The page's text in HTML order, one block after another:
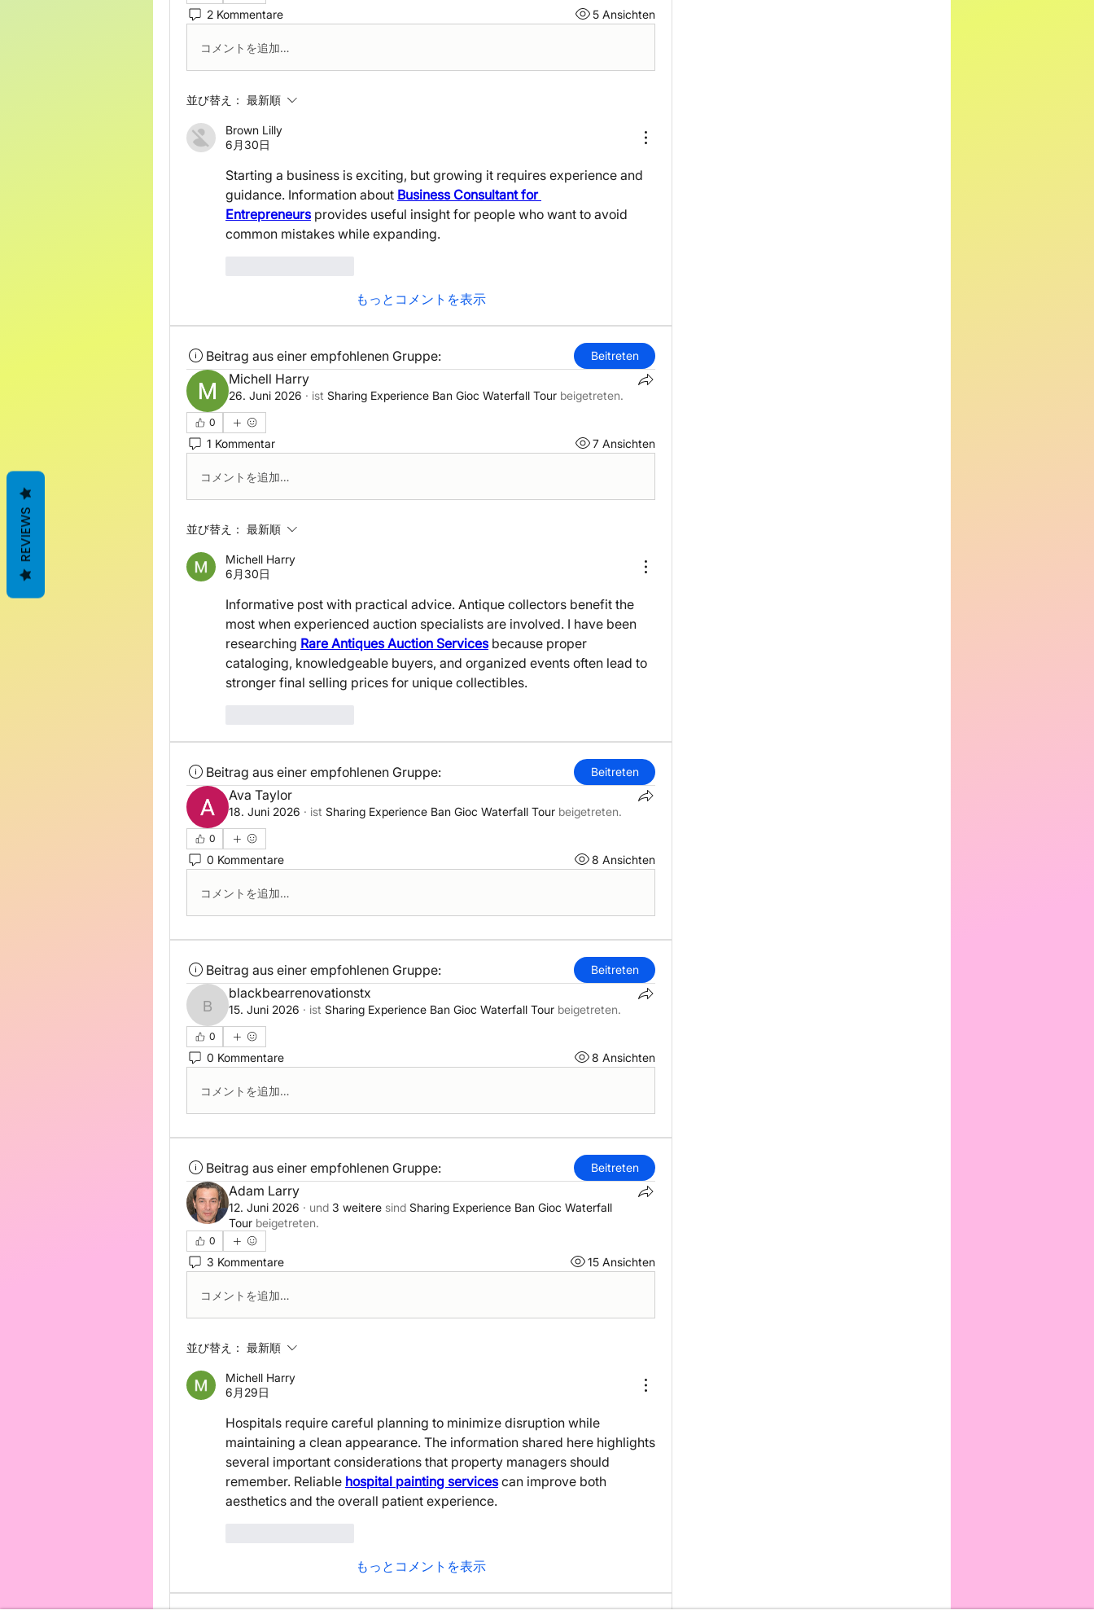
2 Kommentare 5 Ansichten
コメントを追加…
並び替え： 最新順
Brown Lilly
6月30日
Starting a business is exciting, but growing it requires experience and
guidance. Information about Business Consultant for
Entrepreneurs provides useful insight for people who want to avoid
common mistakes while expanding.
もっとコメントを表示
Beitrag aus einer empfohlenen Gruppe: Beitreten
Michell Harry
26. Juni 2026 · ist Sharing Experience Ban Gioc Waterfall Tour beigetreten.
0
1 Kommentar 7 Ansichten
コメントを追加…
並び替え： 最新順
Michell Harry
6月30日
Informative post with practical advice. Antique collectors benefit the
most when experienced auction specialists are involved. I have been
researching Rare Antiques Auction Services because proper
cataloging, knowledgeable buyers, and organized events often lead to
stronger final selling prices for unique collectibles.
Beitrag aus einer empfohlenen Gruppe: Beitreten
Ava Taylor
18. Juni 2026 · ist Sharing Experience Ban Gioc Waterfall Tour beigetreten.
0
0 Kommentare 8 Ansichten
コメントを追加…
Beitrag aus einer empfohlenen Gruppe: Beitreten
blackbearrenovationstx
blackbearrenovationstx
15. Juni 2026 · ist Sharing Experience Ban Gioc Waterfall Tour beigetreten.
0
0 Kommentare 8 Ansichten
コメントを追加…
Beitrag aus einer empfohlenen Gruppe: Beitreten
Adam Larry
12. Juni 2026 · und 3 weitere sind Sharing Experience Ban Gioc Waterfall
Tour beigetreten.
0
3 Kommentare 15 Ansichten
コメントを追加…
並び替え： 最新順
Michell Harry
6月29日
Hospitals require careful planning to minimize disruption while
maintaining a clean appearance. The information shared here highlights
several important considerations that property managers should
remember. Reliable hospital painting services can improve both
aesthetics and the overall patient experience.
もっとコメントを表示
REVIEWS